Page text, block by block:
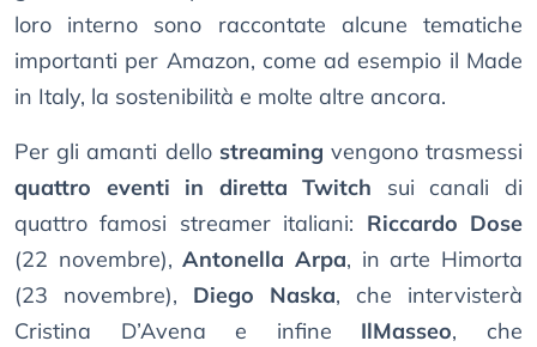
loro interno sono raccontate alcune tematiche
importanti per Amazon, come ad esempio il Made
in Italy, la sostenibilità e molte altre ancora.
Per gli amanti dello streaming vengono trasmessi
quattro eventi in diretta Twitch sui canali di
quattro famosi streamer italiani: Riccardo Dose
(22 novembre),Antonella Arpa, in arte Himorta
(23 novembre), Diego Naska, che intervisterà
Cristina D’Avena e infine IlMasseo, che